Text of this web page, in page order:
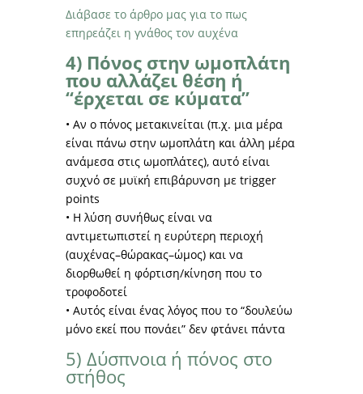
Διάβασε το άρθρο μας για το πως
επηρεάζει η γνάθος τον αυχένα
4) Πόνος στην ωμοπλάτη
που αλλάζει θέση ή
“έρχεται σε κύματα”
• Αν ο πόνος μετακινείται (π.χ. μια μέρα
είναι πάνω στην ωμοπλάτη και άλλη μέρα
ανάμεσα στις ωμοπλάτες), αυτό είναι
συχνό σε μυϊκή επιβάρυνση με trigger
points
• Η λύση συνήθως είναι να
αντιμετωπιστεί η ευρύτερη περιοχή
(αυχένας–θώρακας–ώμος) και να
διορθωθεί η φόρτιση/κίνηση που το
τροφοδοτεί
• Αυτός είναι ένας λόγος που το “δουλεύω
μόνο εκεί που πονάει” δεν φτάνει πάντα
5) Δύσπνοια ή πόνος στο
στήθος